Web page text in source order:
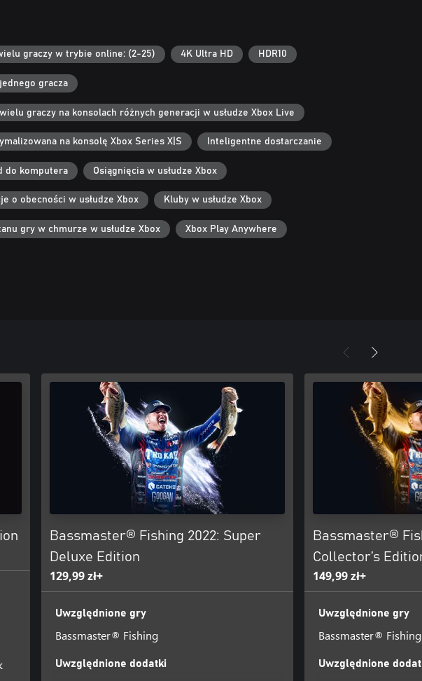
graczy w trybie online: (2-25) 4K Ultra HD HDR10
gracza
graczy na konsolach różnych generacji w usłudze Xbox Live
na konsolę Xbox Series X|S Inteligentne dostarczanie
do komputera Osiągnięcia w usłudze Xbox
o obecności w usłudze Xbox Kluby w usłudze Xbox
gry w chmurze w usłudze Xbox Xbox Play Anywhere
Bassmaster® Fishing 2022: Super
Deluxe Edition
129,99 zł+
Uwzględnione gry
Bassmaster® Fishing
Uwzględnione dodatki
Bassmaster®
Collector’s
149,99 zł+
Uwzględnione gry
Bassmaster® Fishing
Uwzględnione